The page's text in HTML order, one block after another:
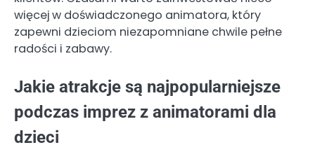
więcej w doświadczonego animatora, który
zapewni dzieciom niezapomniane chwile pełne
radości i zabawy.
Jakie atrakcje są najpopularniejsze
podczas imprez z animatorami dla
dzieci